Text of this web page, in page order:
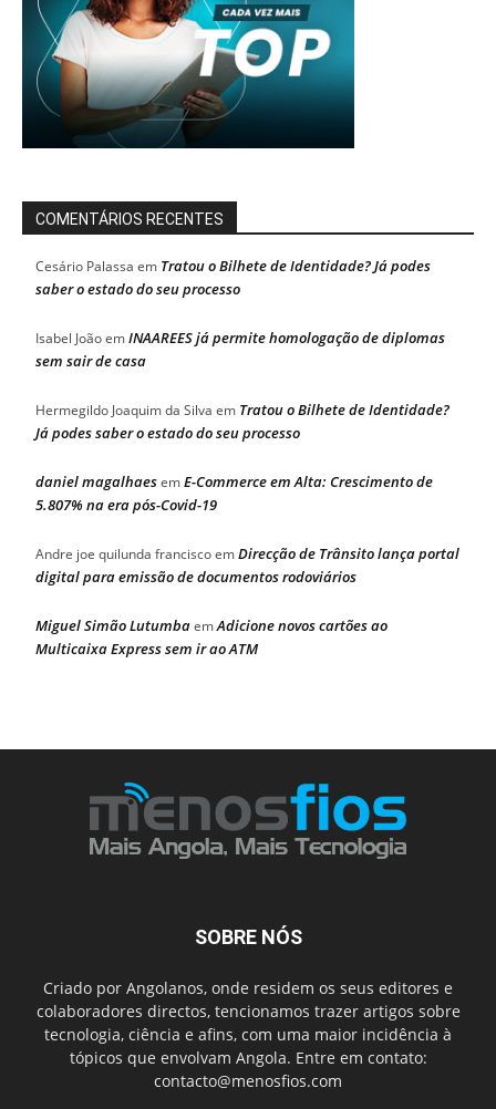
COMENTÁRIOS RECENTES
Cesário Palassa em Tratou o Bilhete de Identidade? Já podes
saber o estado do seu processo
Isabel JoãoemINAAREES já permite homologação de diplomas
sem sair de casa
Hermegildo Joaquim da Silva em Tratou o Bilhete de Identidade?
Já podes saber o estado do seu processo
daniel magalhaesemE-Commerce em Alta: Crescimento de
5.807% na era pós-Covid-19
Andre joe quilunda franciscoemDirecção de Trânsito lança portal
digital para emissão de documentos rodoviários
Miguel Simão LutumbaemAdicione novos cartões ao
Multicaixa Express sem ir ao ATM
SOBRE NÓS
Criado por Angolanos, onde residem os seus editores e
colaboradores directos, tencionamos trazer artigos sobre
tecnologia, ciência e afins, com uma maior incidência à
tópicos que envolvam Angola. Entre em contato:
contacto@menosfios.com